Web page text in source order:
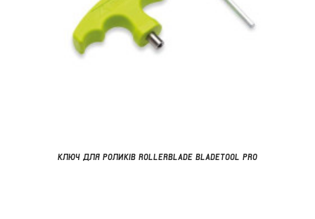
КЛЮЧ ДЛЯ РОЛИКІВ ROLLERBLADE BLADETOOL PRO